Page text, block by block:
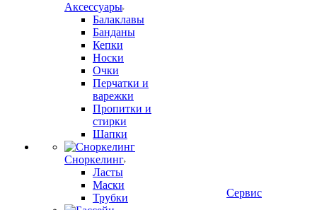
Аксессуары
Балаклавы
Банданы
Кепки
Носки
Очки
Перчатки и
варежки
Пропитки и
стирки
Шапки
Сноркелинг
Ласты
Маски
Трубки
Сервис